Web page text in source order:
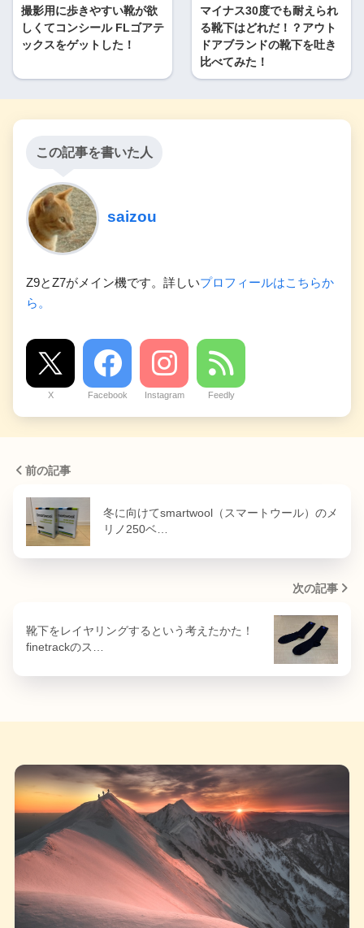
撮影用に歩きやすい靴が欲
しくてコンシール FLゴアテ
ックスをゲットした！
マイナス30度でも耐えられ
る靴下はどれだ！？アウト
ドアブランドの靴下を吐き
比べてみた！
この記事を書いた人
saizou
Z9とZ7がメイン機です。詳しいプロフィールはこちらか
ら。
X Facebook Instagram Feedly
前の記事
冬に向けてsmartwool（スマートウール）のメ
リノ250ベ…
次の記事
靴下をレイヤリングするという考えたかた！
finetrackのス…